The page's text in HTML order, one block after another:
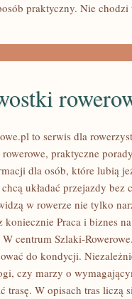
praktyczny. Nie
to serwis dla
praktyczne
dla osób, które lubią
układać przejazdy bez
w rowerze nie tylko
koniecznie Praca i biznes
centrum Szlaki-
do kondycji.
czy marzy o
trasę. W opisach tras liczą